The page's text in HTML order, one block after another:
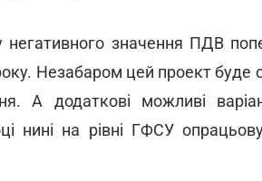
значення ПДВ
Незабаром цей проект буде
А додаткові можливі
нині на рівні ГФСУ